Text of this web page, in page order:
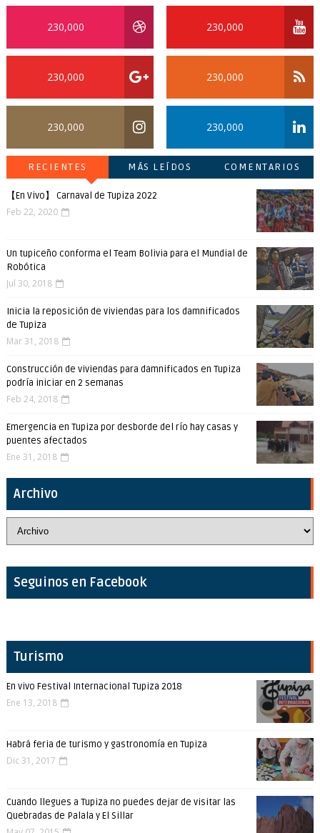
230,000
230,000
230,000
230,000
230,000
230,000
RECIENTES MÁS LEÍDOS COMENTARIOS
【En Vivo】 Carnaval de Tupiza 2022
Feb 22, 2020
Un tupiceño conforma el Team Bolivia para el Mundial de
Robótica
Jul 30, 2018
Inicia la reposición de viviendas para los damnificados
de Tupiza
Mar 31, 2018
Construcción de viviendas para damnificados en Tupiza
podría iniciar en 2 semanas
Feb 24, 2018
Emergencia en Tupiza por desborde del río hay casas y
puentes afectados
Ene 31, 2018
Archivo
Seguinos en Facebook
Turismo
En vivo Festival Internacional Tupiza 2018
Ene 13, 2018
Habrá feria de turismo y gastronomía en Tupiza
Dic 31, 2017
Cuando llegues a Tupiza no puedes dejar de visitar las
Quebradas de Palala y El Sillar